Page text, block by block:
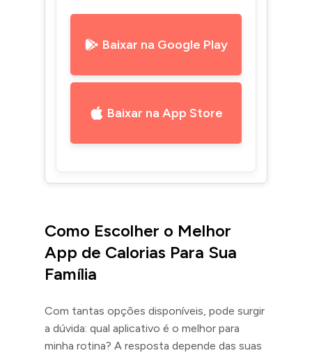
Baixar na Google Play
Baixar na App Store
Como Escolher o Melhor
App de Calorias Para Sua
Família
Com tantas opções disponíveis, pode surgir
a dúvida: qual aplicativo é o melhor para
minha rotina? A resposta depende das suas